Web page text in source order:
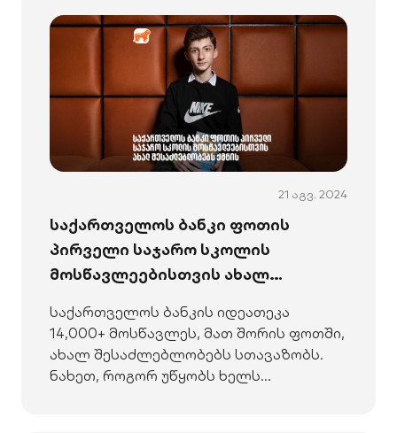
21 აგვ. 2024
საქართველოს ბანკი ფოთის
პირველი საჯარო სკოლის
მოსწავლეებისთვის ახალ
გაჩეჩილაძე
საქართველოს ბანკის იდეათეკა
14,000+ მოსწავლეს, მათ შორის ფოთში,
ახალ შესაძლებლობებს სთავაზობს.
ნახეთ, როგორ უწყობს ხელს